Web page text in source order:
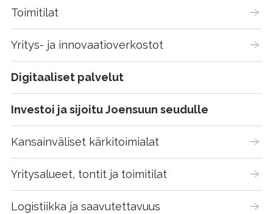
Toimitilat
Yritys- ja innovaatioverkostot
Digitaaliset palvelut
Investoi ja sijoitu Joensuun seudulle
Kansainväliset kärkitoimialat
Yritysalueet, tontit ja toimitilat
Logistiikka ja saavutettavuus